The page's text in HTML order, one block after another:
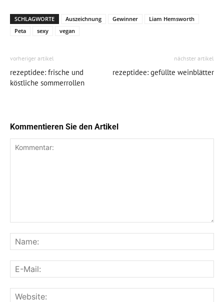
SCHLAGWORTE Auszeichnung Gewinner
Liam Hemsworth
Peta
sexy vegan
vorheriger artikel
rezeptidee: frische und
köstliche sommerrollen
nächster artikel
rezeptidee: gefüllte weinblätter
Kommentieren Sie den Artikel